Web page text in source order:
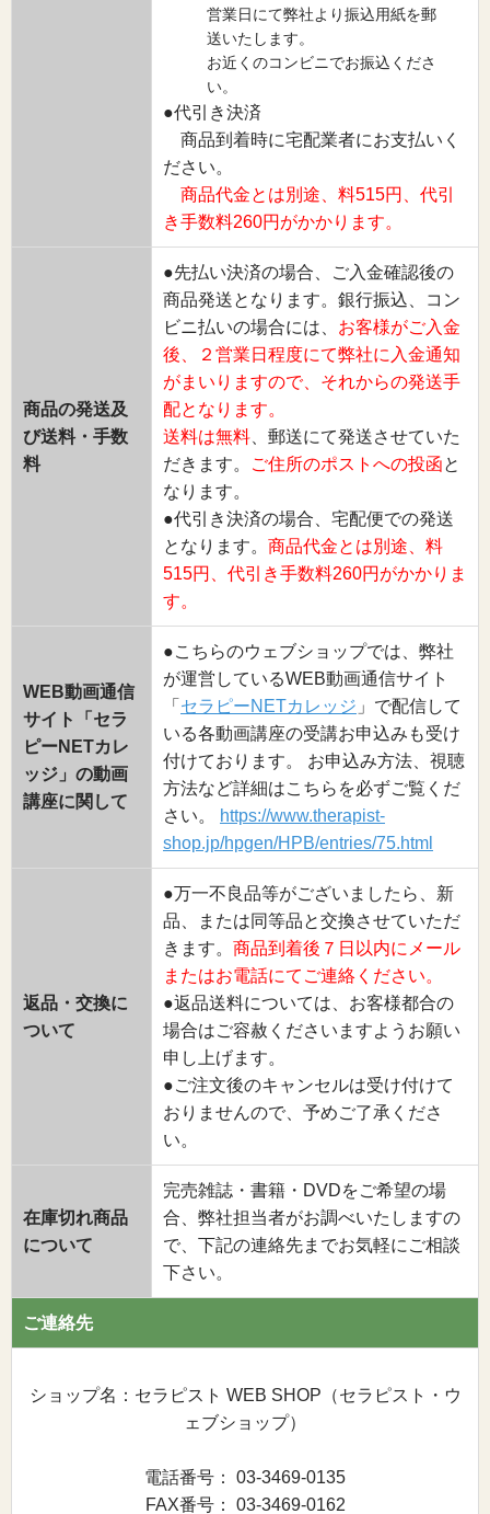
営業日にて弊社より振込用紙を郵
送いたします。
お近くのコンビニでお振込くださ
い。
●代引き決済
商品到着時に宅配業者にお支払いく
ださい。
商品代金とは別途、料515円、代引
き手数料260円がかかります。
商品の発送及
び送料・手数
料
●先払い決済の場合、ご入金確認後の
商品発送となります。銀行振込、コン
ビニ払いの場合には、 お客様がご入金
後、２営業日程度にて弊社に入金通知
がまいりますので、それからの発送手
配となります。
送料は無料 、郵送にて発送させていた
だきます。
ご住所のポストへの投函と
なります。
●代引き決済の場合、宅配便での発送
となります。 商品代金とは別途、料
515円、代引き手数料260円がかかりま
す。
WEB動画通信
サイト「セラ
ピーNETカレ
ッジ」の動画
講座に関して
●こちらのウェブショップでは、弊社
が運営しているWEB動画通信サイト
「 セラピーNETカレッジ 」で配信して
いる各動画講座の受講お申込みも受け
付けております。 お申込み方法、視聴
方法など詳細はこちらを必ずご覧くだ
さい。
https://www.therapist-
shop.jp/hpgen/HPB/entries/75.html
返品・交換に
ついて
●万一不良品等がございましたら、新
品、または同等品と交換させていただ
きます。 商品到着後７日以内にメール
またはお電話にてご連絡ください。
●返品送料については、お客様都合の
場合はご容赦くださいますようお願い
申し上げます。
●ご注文後のキャンセルは受け付けて
おりませんので、予めご了承くださ
い。
在庫切れ商品
について
完売雑誌・書籍・DVDをご希望の場
合、弊社担当者がお調べいたしますの
で、下記の連絡先までお気軽にご相談
下さい。
ご連絡先
ショップ名：セラピスト WEB SHOP（セラピスト・ウ
ェブショップ）
電話番号： 03-3469-0135
FAX番号： 03-3469-0162